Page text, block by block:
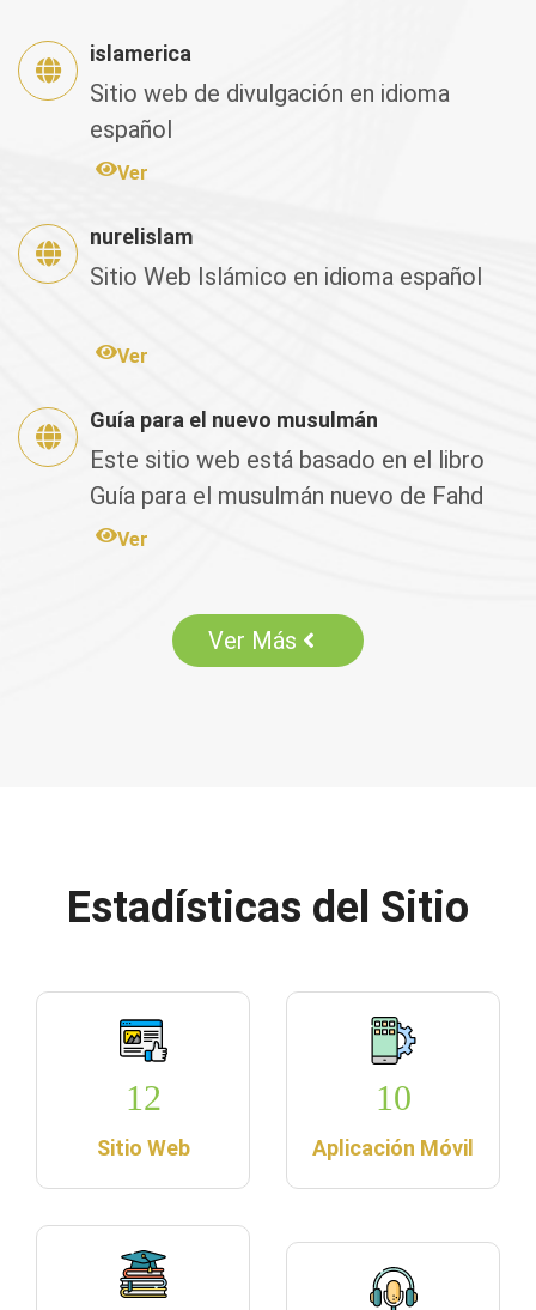
islamerica
Sitio web de divulgación en idioma
español
Ver
nurelislam
Sitio Web Islámico en idioma español
Ver
Guía para el nuevo musulmán
Este sitio web está basado en el libro
Guía para el musulmán nuevo de Fahd
Salem Bahamán, el cual fu...
Ver
Ver Más
Estadísticas del Sitio
12
Sitio Web
10
Aplicación Móvil